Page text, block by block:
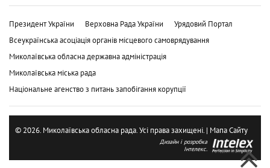
Президент України Верховна Рада України
Урядовий Портал
Всеукраїнська асоціація органів місцевого самоврядування
Миколаївська обласна державна адміністрація
Миколаївська міська рада
Національне агенство з питань запобігання корупції
© 2026. Миколаївська обласна рада. Усі права захищені. | Мапа Сайту
Дизайн і розробка
Інтелекс.